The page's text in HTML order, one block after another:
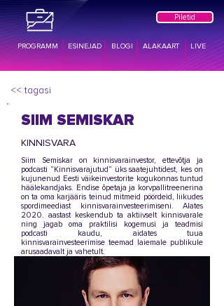
Piletid
PROGRAMM LIVE
ALAKAART
BLOGI
ESINEJAD
<< tagasi
SIIM SEMISKAR
KINNISVARA
Siim Semiskar on kinnisvarainvestor, ettevõtja ja
podcasti “Kinnisvarajutud” üks saatejuhtidest, kes on
kujunenud Eesti väikeinvestorite kogukonnas tuntud
häälekandjaks. Endise õpetaja ja korvpallitreenerina
on ta oma karjääris teinud mitmeid pöördeid, liikudes
spordimeediast kinnisvarainvesteerimiseni. Alates
2020. aastast keskendub ta aktiivselt kinnisvarale
ning jagab oma praktilisi kogemusi ja teadmisi
podcasti kaudu, aidates tuua
kinnisvarainvesteerimise teemad laiemale publikule
arusaadavalt ja vahetult.